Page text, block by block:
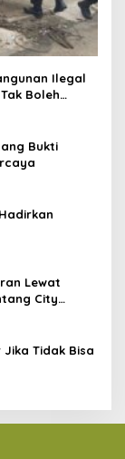
Ilegal
Boleh
Bukti
Lewat
City
Tidak Bisa